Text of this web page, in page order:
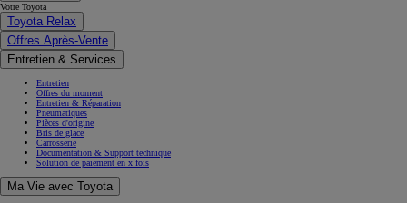
Votre Toyota
Toyota Relax
Offres Après-Vente
Entretien & Services
Entretien
Offres du moment
Entretien & Réparation
Pneumatiques
Pièces d'origine
Bris de glace
Carrosserie
Documentation & Support technique
Solution de paiement en x fois
Ma Vie avec Toyota